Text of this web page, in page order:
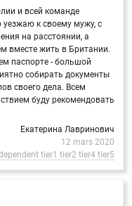
и всей команде
уезжаю к своему мужу, с
на расстоянии, а
вместе жить в Британии.
паспорте - большой
собирать документы
своего дела. Всем
буду рекомендовать
Екатерина Лавринович
12 mars 2020
tier1 tier2 tier4 tier5